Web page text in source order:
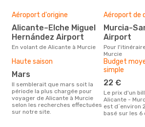
Aéroport d'origine
Alicante–Elche Miguel
Hernández Airport
En volant de Alicante à Murcie
Aéroport de
Murcia-San Javier
Airport
Pour l'itinéraire de Alicante à
Murcie
Haute saison
mars
Il semblerait que mars soit la
période la plus chargée pour
voyager de Alicante à Murcie
selon les recherches effectuées
sur notre site.
Budget
simple
22 €
Le prix d'un billet d´avion
Alicante -
est d´environ
basé sur les 6